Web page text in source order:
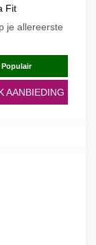
Fit
je allereerste
Populair
AANBIEDING